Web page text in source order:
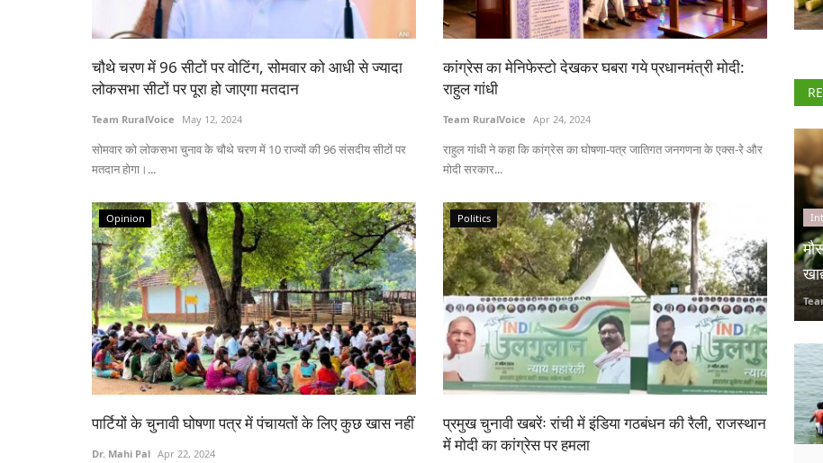
चौथे चरण में 96 सीटों पर वोटिंग, सोमवार को आधी से ज्यादा
लोकसभा सीटों पर पूरा हो जाएगा मतदान
Team RuralVoice May 12, 2024
सोमवार को लोकसभा चुनाव के चौथे चरण में 10 राज्यों की 96 संसदीय सीटों पर
मतदान होगा।...
कांग्रेस का मेनिफेस्टो देखकर घबरा गये प्रधानमंत्री मोदी:
राहुल गांधी
Team RuralVoice Apr 24, 2024
राहुल गांधी ने कहा कि कांग्रेस का घोषणा-पत्र जातिगत जनगणना के एक्स-रे और
मोदी सरकार...
Opinion
पार्टियों के चुनावी घोषणा पत्र में पंचायतों के लिए कुछ खास नहीं
Dr. Mahi Pal Apr 22, 2024
Politics
प्रमुख चुनावी खबरेंः रांची में इंडिया गठबंधन की रैली, राजस्थान
में मोदी का कांग्रेस पर हमला